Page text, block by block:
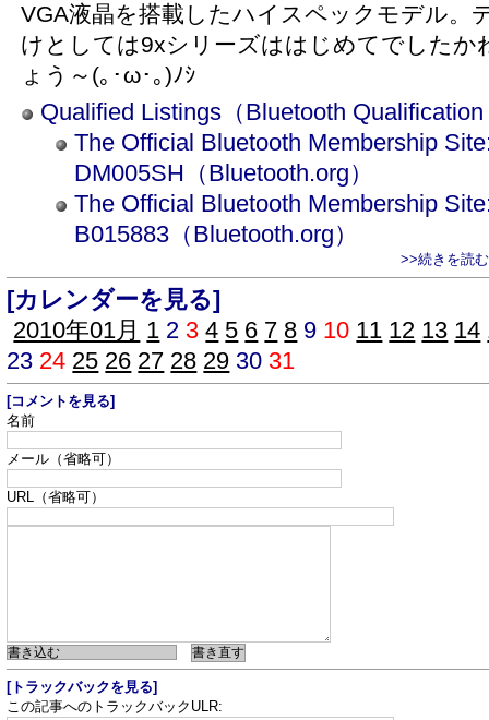
VGA液晶を搭載したハイスペックモデル。
けとしては9xシリーズははじめてでしたか
ょう～(｡･ω･｡)ﾉｼ
Qualified Listings（Bluetooth
The Official Bluetooth Membership
DM005SH（Bluetooth.org）
The Official Bluetooth Membership
B015883（Bluetooth.org）
>>続きを読む
[カレンダーを見る]
2010年01月 1 2 3 4 5 6 7 8 9 10 11 12 13 14
23 24 25 26 27 28 29 30 31
[コメントを見る]
名前
メール（省略可）
URL（省略可）
[トラックバックを見る]
この記事へのトラックバックULR: